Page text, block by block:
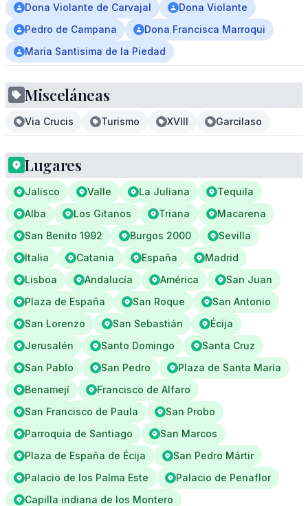
Dona Violante de Carvajal
Dona Violante
Pedro de Campana
Dona Francisca Marroqui
Maria Santisima de la Piedad
Misceláneas
Via Crucis Turismo XVIII Garcilaso
Lugares
Jalisco Valle La Juliana
Tequila
Alba
Los Gitanos Triana
Macarena
San Benito 1992
Burgos 2000
Sevilla
Italia
Catania España
Madrid
Lisboa
Andalucía América
San Juan
Plaza de España
San Roque
San Antonio
San Lorenzo
San Sebastián
Écija
Jerusalén
Santo Domingo
Santa Cruz
San Pablo
San Pedro
Plaza de Santa María
Benamejí
Francisco de Alfaro
San Francisco de Paula
San Probo
Parroquia de Santiago
San Marcos
Plaza de España de Écija
San Pedro Mártir
Palacio de los Palma Este
Palacio de Penaflor
Capilla indiana de los Montero